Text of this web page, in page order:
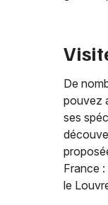
De
pouvez
ses
France
le